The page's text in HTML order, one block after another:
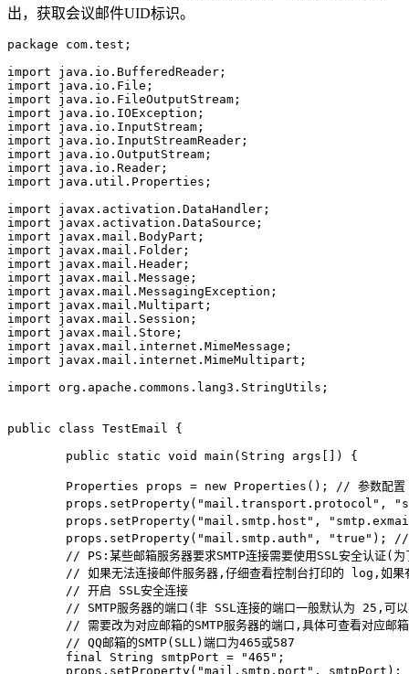
出，获取会议邮件UID标识。
package com.test;
import java.io.BufferedReader;
import java.io.File;
import java.io.FileOutputStream;
import java.io.IOException;
import java.io.InputStream;
import java.io.InputStreamReader;
import java.io.OutputStream;
import java.io.Reader;
import java.util.Properties;
import javax.activation.DataHandler;
import javax.activation.DataSource;
import javax.mail.BodyPart;
import javax.mail.Folder;
import javax.mail.Header;
import javax.mail.Message;
import javax.mail.MessagingException;
import javax.mail.Multipart;
import javax.mail.Session;
import javax.mail.Store;
import javax.mail.internet.MimeMessage;
import javax.mail.internet.MimeMultipart;
import org.apache.commons.lang3.StringUtils;
public class TestEmail {
        Properties props = new Properties(); // 参数配置
props.setProperty("mail.transport.protocol",
props.setProperty("mail.smtp.host",
props.setProperty("mail.smtp.auth", "true"); //
// PS:某些邮箱服务器要求SMTP连接需要使用SSL安全认证(为
// 如果无法连接邮件服务器,仔细查看控制台打印的 log,如
        // 开启 SSL安全连接
// SMTP服务器的端口(非 SSL连接的端口一般默认为 25,可
// 需要改为对应邮箱的SMTP服务器的端口,具体可查看对应邮
        // QQ邮箱的SMTP(SLL)端口为465或587
        final String smtpPort = "465";
        props.setProperty("mail.smtp.port", smtpPort);